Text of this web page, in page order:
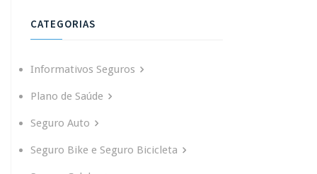
CATEGORIAS
Informativos Seguros
Plano de Saúde
Seguro Auto
Seguro Bike e Seguro Bicicleta